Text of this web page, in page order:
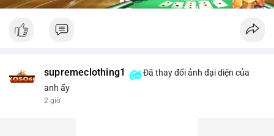
supremeclothing1
Đã thay đổi ảnh đại diện của
anh ấy
2 giờ